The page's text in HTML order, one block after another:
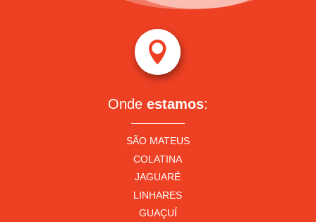

Onde estamos:
SÃO MATEUS
COLATINA
JAGUARÉ
LINHARES
GUAÇUÍ